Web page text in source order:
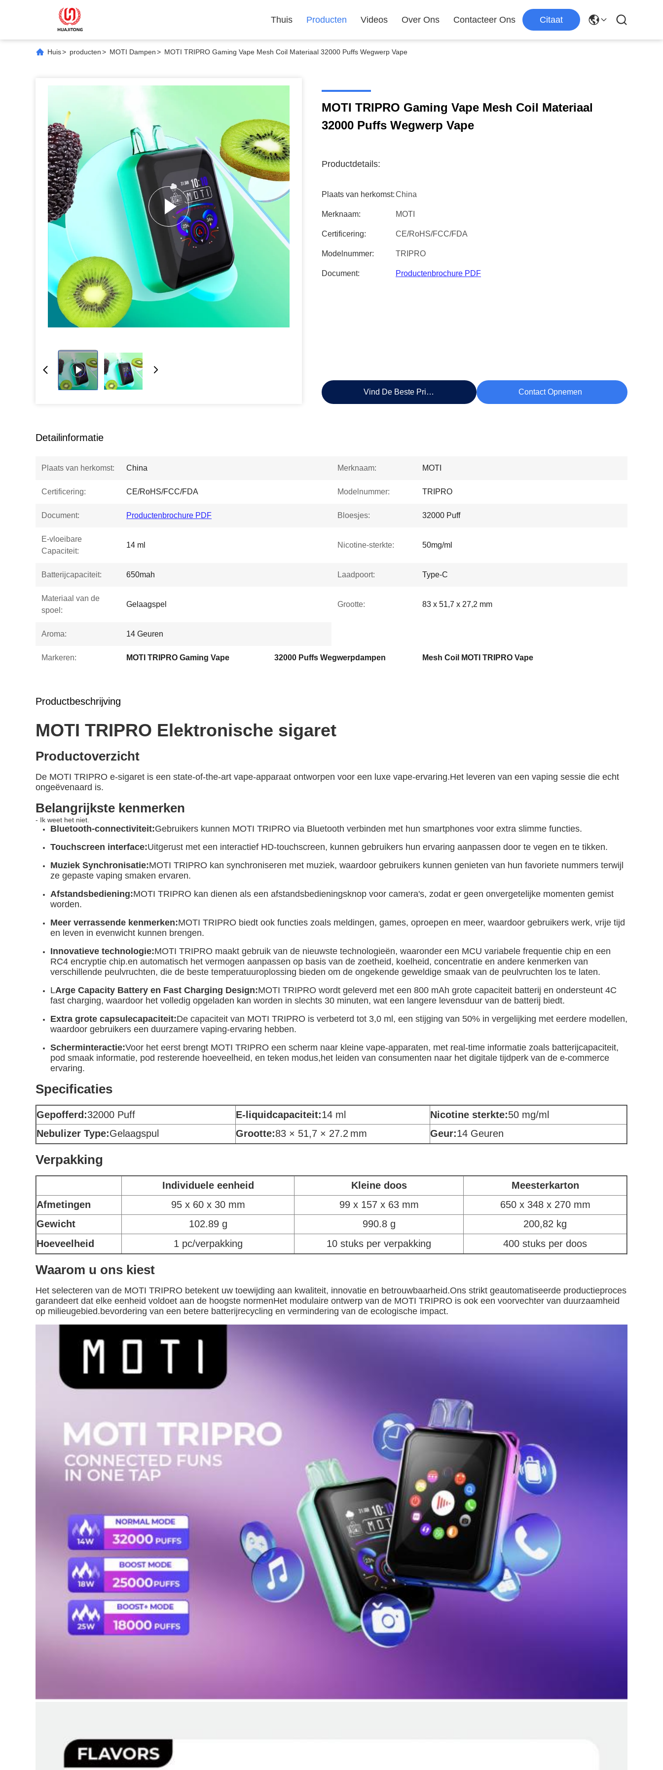
Thuis Producten Videos Over Ons Contacteer Ons Citaat
Huis> producten> MOTI Dampen> MOTI TRIPRO Gaming Vape Mesh Coil Materiaal 32000 Puffs Wegwerp Vape
MOTI TRIPRO Gaming Vape Mesh Coil Materiaal
32000 Puffs Wegwerp Vape
Productdetails:
Plaats van herkomst:China
Merknaam: MOTI
Certificering: CE/RoHS/FCC/FDA
Modelnummer: TRIPRO
Document: Productenbrochure PDF
Vind De Beste Prijs Contact Opnemen
Detailinformatie
Plaats van herkomst: China Merknaam: MOTI
Certificering: CE/RoHS/FCC/FDA Modelnummer: TRIPRO
Document: Productenbrochure PDF Bloesjes: 32000 Puff
E-vloeibare
Capaciteit:
14 ml Nicotine-sterkte: 50mg/ml
Batterijcapaciteit: 650mah Laadpoort: Type-C
Materiaal van de
spoel:
Gelaagspel Grootte: 83 x 51,7 x 27,2 mm
Aroma: 14 Geuren
Markeren: MOTI TRIPRO Gaming Vape 32000 Puffs Wegwerpdampen Mesh Coil MOTI TRIPRO Vape
Productbeschrijving
MOTI TRIPRO Elektronische sigaret
Productoverzicht
De MOTI TRIPRO e-sigaret is een state-of-the-art vape-apparaat ontworpen voor een luxe vape-ervaring.Het leveren van een vaping sessie die echt
ongeëvenaard is.
Belangrijkste kenmerken
- Ik weet het niet.
Bluetooth-connectiviteit:Gebruikers kunnen MOTI TRIPRO via Bluetooth verbinden met hun smartphones voor extra slimme functies.
Touchscreen interface:Uitgerust met een interactief HD-touchscreen, kunnen gebruikers hun ervaring aanpassen door te vegen en te tikken.
Muziek Synchronisatie:MOTI TRIPRO kan synchroniseren met muziek, waardoor gebruikers kunnen genieten van hun favoriete nummers terwijl
ze gepaste vaping smaken ervaren.
Afstandsbediening:MOTI TRIPRO kan dienen als een afstandsbedieningsknop voor camera's, zodat er geen onvergetelijke momenten gemist
worden.
Meer verrassende kenmerken:MOTI TRIPRO biedt ook functies zoals meldingen, games, oproepen en meer, waardoor gebruikers werk, vrije tijd
en leven in evenwicht kunnen brengen.
Innovatieve technologie:MOTI TRIPRO maakt gebruik van de nieuwste technologieën, waaronder een MCU variabele frequentie chip en een
RC4 encryptie chip.en automatisch het vermogen aanpassen op basis van de zoetheid, koelheid, concentratie en andere kenmerken van
verschillende peulvruchten, die de beste temperatuuroplossing bieden om de ongekende geweldige smaak van de peulvruchten los te laten.
LArge Capacity Battery en Fast Charging Design:MOTI TRIPRO wordt geleverd met een 800 mAh grote capaciteit batterij en ondersteunt 4C
fast charging, waardoor het volledig opgeladen kan worden in slechts 30 minuten, wat een langere levensduur van de batterij biedt.
Extra grote capsulecapaciteit:De capaciteit van MOTI TRIPRO is verbeterd tot 3,0 ml, een stijging van 50% in vergelijking met eerdere modellen,
waardoor gebruikers een duurzamere vaping-ervaring hebben.
Scherminteractie:Voor het eerst brengt MOTI TRIPRO een scherm naar kleine vape-apparaten, met real-time informatie zoals batterijcapaciteit,
pod smaak informatie, pod resterende hoeveelheid, en teken modus,het leiden van consumenten naar het digitale tijdperk van de e-commerce
ervaring.
Specificaties
Gepofferd:32000 Puff E-liquidcapaciteit:14 ml Nicotine sterkte:50 mg/ml
Nebulizer Type:Gelaagspul Grootte:83 × 51,7 × 27.2 mm Geur:14 Geuren
Verpakking
Individuele eenheid Kleine doos
Meesterkarton
Afmetingen
95 x 60 x 30 mm 99 x 157 x 63 mm
650 x 348 x 270 mm
Gewicht
102.89 g 990.8 g
200,82 kg
Hoeveelheid
1 pc/verpakking 10 stuks per verpakking 400 stuks per doos
Waarom u ons kiest
Het selecteren van de MOTI TRIPRO betekent uw toewijding aan kwaliteit, innovatie en betrouwbaarheid.Ons strikt geautomatiseerde productieproces
garandeert dat elke eenheid voldoet aan de hoogste normenHet modulaire ontwerp van de MOTI TRIPRO is ook een voorvechter van duurzaamheid
op milieugebied.bevordering van een betere batterijrecycling en vermindering van de ecologische impact.